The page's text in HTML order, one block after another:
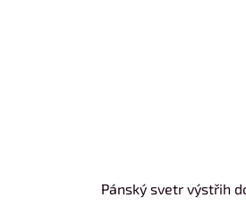
Pánský svetr výstřih